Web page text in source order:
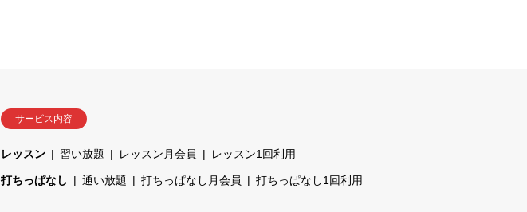
サービス内容
レッスン 習い放題 レッスン月会員 レッスン1回利用
打ちっぱなし 通い放題 打ちっぱなし月会員 打ちっぱなし1回利用